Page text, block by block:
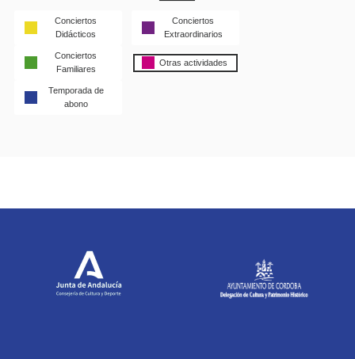
Conciertos
Didácticos
Conciertos
Extraordinarios
Conciertos
Familiares
Otras actividades
Temporada de
abono